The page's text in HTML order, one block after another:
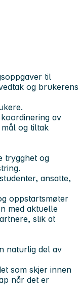
til
og brukerens
av
og tiltak
trygghet og
ansatte,
oppstartsmøter
med aktuelle
slik at
naturlig del av
som skjer innen
når det er